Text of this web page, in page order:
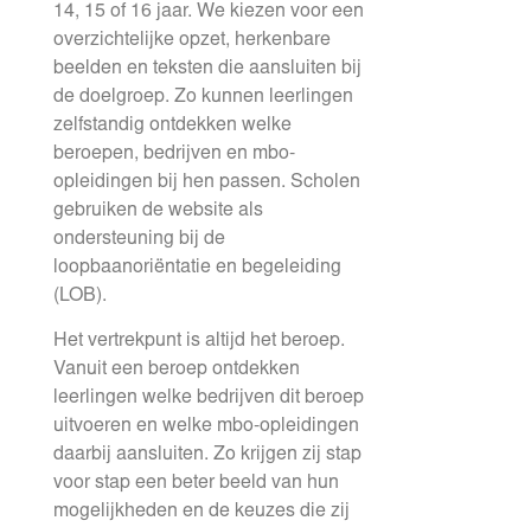
14, 15 of 16 jaar. We kiezen voor een
overzichtelijke opzet, herkenbare
beelden en teksten die aansluiten bij
de doelgroep. Zo kunnen leerlingen
zelfstandig ontdekken welke
beroepen, bedrijven en mbo-
opleidingen bij hen passen. Scholen
gebruiken de website als
ondersteuning bij de
loopbaanoriëntatie en begeleiding
(LOB).
Het vertrekpunt is altijd het beroep.
Vanuit een beroep ontdekken
leerlingen welke bedrijven dit beroep
uitvoeren en welke mbo-opleidingen
daarbij aansluiten. Zo krijgen zij stap
voor stap een beter beeld van hun
mogelijkheden en de keuzes die zij